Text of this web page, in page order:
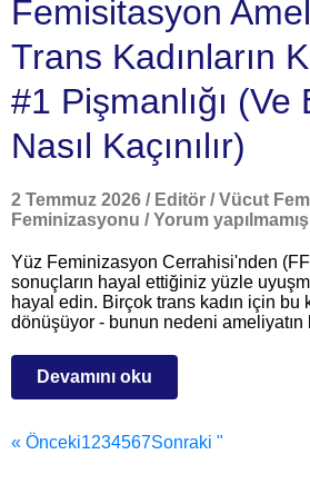
Femisitasyon
Trans Kadınların
#1 Pişmanlığı (Ve
Nasıl Kaçınılır)
2 Temmuz 2026 / Editör / Vücut
Feminizasyonu / Yorum yapılmamış
Yüz Feminizasyon Cerrahisi'nden
sonuçların hayal ettiğiniz yüzle
hayal edin. Birçok trans kadın için bu
dönüşüyor - bunun nedeni
Devamını oku
« Önceki1234567Sonraki "